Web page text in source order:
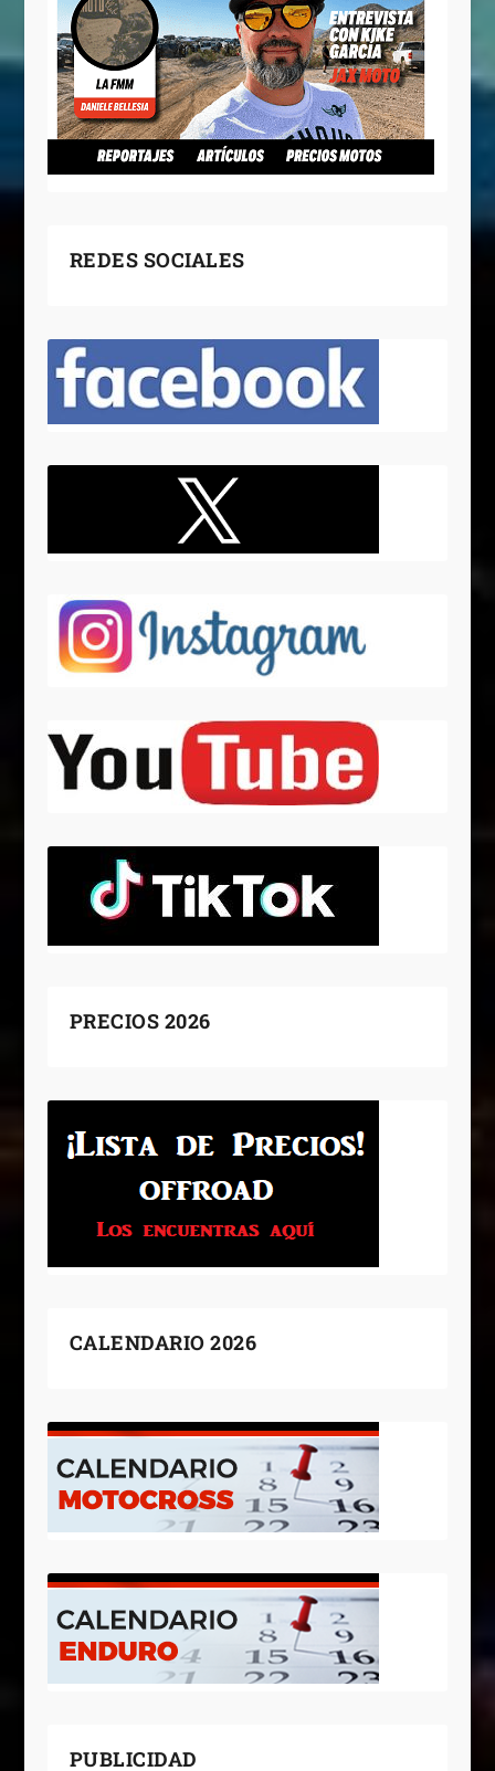
REDES SOCIALES
PRECIOS 2026
CALENDARIO 2026
PUBLICIDAD